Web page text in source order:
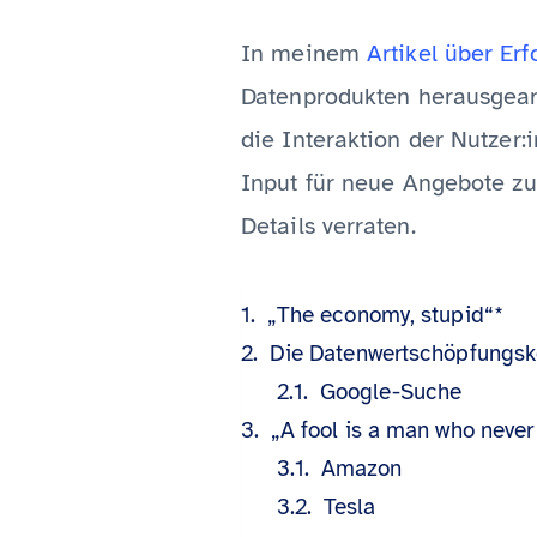
In meinem Artikel über
Datenprodukten
die Interaktion der
Input für neue Angebote
Details verraten.
„The economy, stupid“*
Die
Google-Suche
„A fool is a man who
Amazon
Tesla